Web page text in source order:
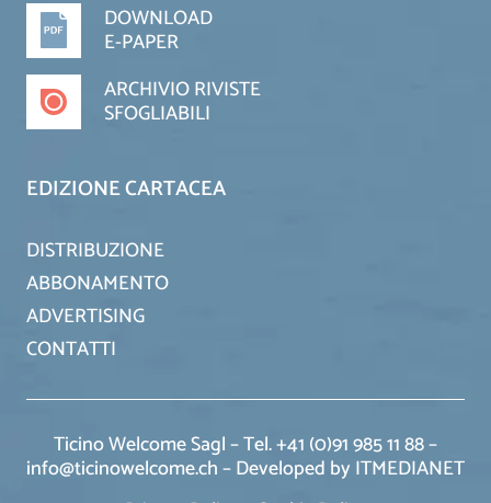
DOWNLOAD
E-PAPER
ARCHIVIO RIVISTE
SFOGLIABILI
EDIZIONE CARTACEA
DISTRIBUZIONE
ABBONAMENTO
ADVERTISING
CONTATTI
Ticino Welcome Sagl – Tel. +41 (0)91 985 11 88 –
info@ticinowelcome.ch –Developed by ITMEDIANET